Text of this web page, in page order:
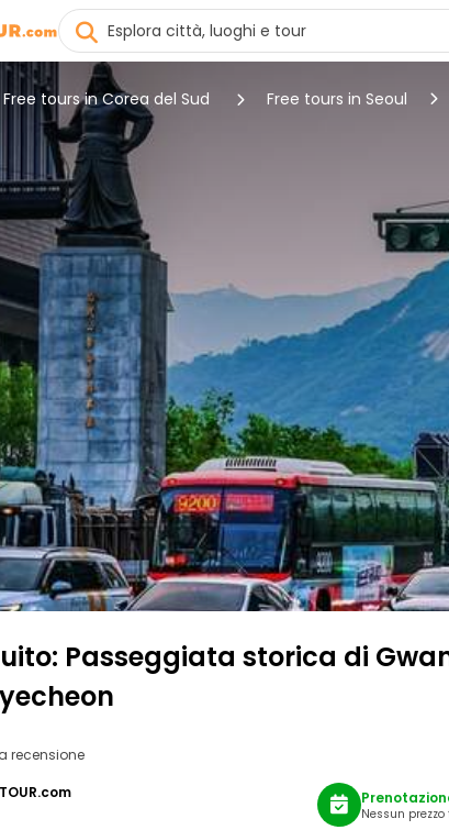
Free tours in Corea del Sud Free tours in Seoul
Passeggiata storica di
recensione
Nessun